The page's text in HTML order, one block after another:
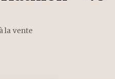
la vente